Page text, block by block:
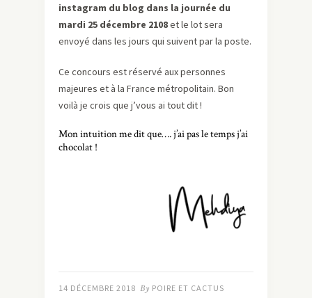
instagram du blog dans la journée du
mardi 25 décembre 2108et le lot sera
envoyé dans les jours qui suivent par la poste.
Ce concours est réservé aux personnes
majeures et à la France métropolitain. Bon
voilà je crois que j’vous ai tout dit !
Mon intuition me dit que…. j’ai pas le temps j’ai
chocolat !
14 DÉCEMBRE 2018 By POIRE ET CACTUS